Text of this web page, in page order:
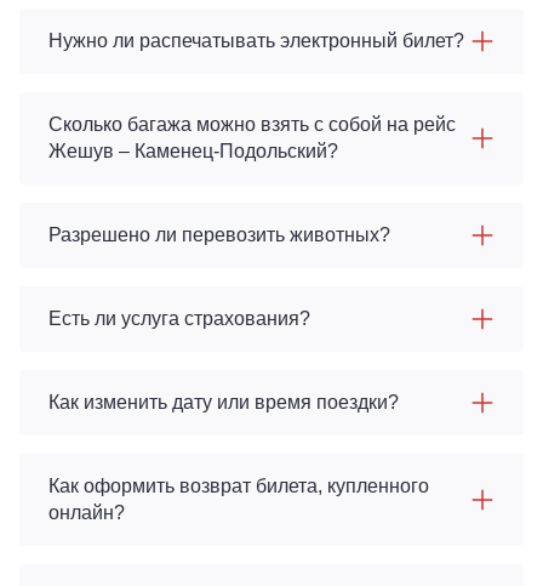
Нужно ли распечатывать электронный билет?
Сколько багажа можно взять с собой на рейс
Жешув – Каменец-Подольский?
Разрешено ли перевозить животных?
Есть ли услуга страхования?
Как изменить дату или время поездки?
Как оформить возврат билета, купленного
онлайн?